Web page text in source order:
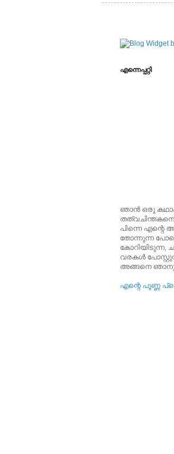
എന്നെപ്പറ്റി
ഞാന്‍ ഒരു
പിന്നെ എന്റെ
തോന്നുന്ന
കോറിയിടുന്ന,
വരകള്‍
അങ്ങനെ
എന്റെ പൂ‍ണ്ണ